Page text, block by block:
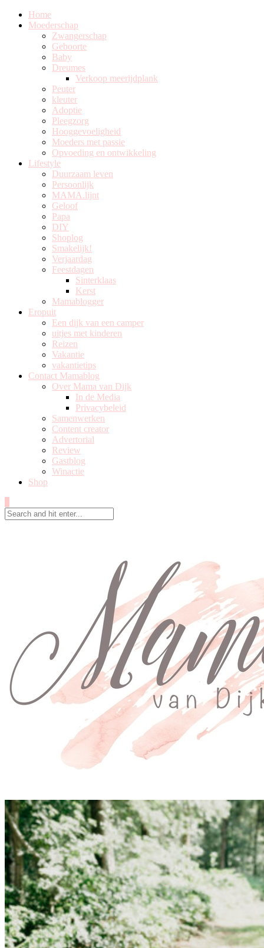
Home
Moederschap
Zwangerschap
Geboorte
Baby
Dreumes
Verkoop meerijdplank
Peuter
kleuter
Adoptie
Pleegzorg
Hooggevoeligheid
Moeders met passie
Opvoeding en ontwikkeling
Lifestyle
Duurzaam leven
Persoonlijk
MAMA.lijnt
Geloof
Papa
DIY
Shoplog
Smakelijk!
Verjaardag
Feestdagen
Sinterklaas
Kerst
Mamablogger
Eropuit
Een dijk van een camper
uitjes met kinderen
Reizen
Vakantie
vakantietips
Contact Mamablog
Over Mama van Dijk
In de Media
Privacybeleid
Samenwerken
Content creator
Advertorial
Review
Gastblog
Winactie
Shop